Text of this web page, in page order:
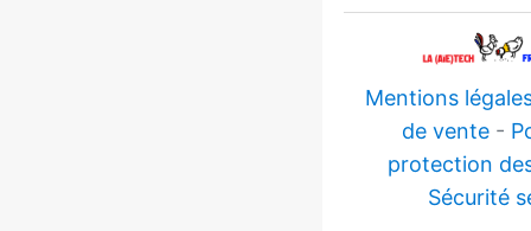
Mentions
de vente -
protection
Sécurité